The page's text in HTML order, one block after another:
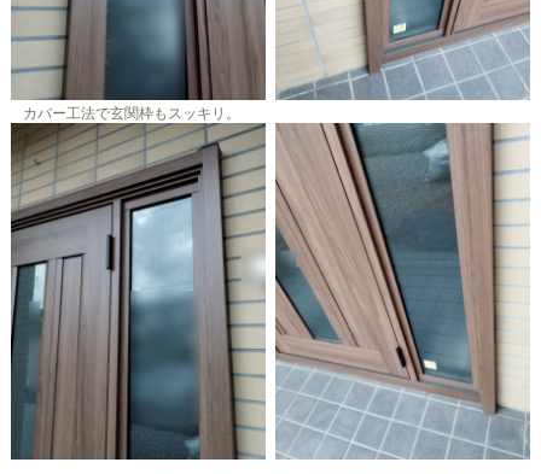
カバー工法で玄関枠もスッキリ。